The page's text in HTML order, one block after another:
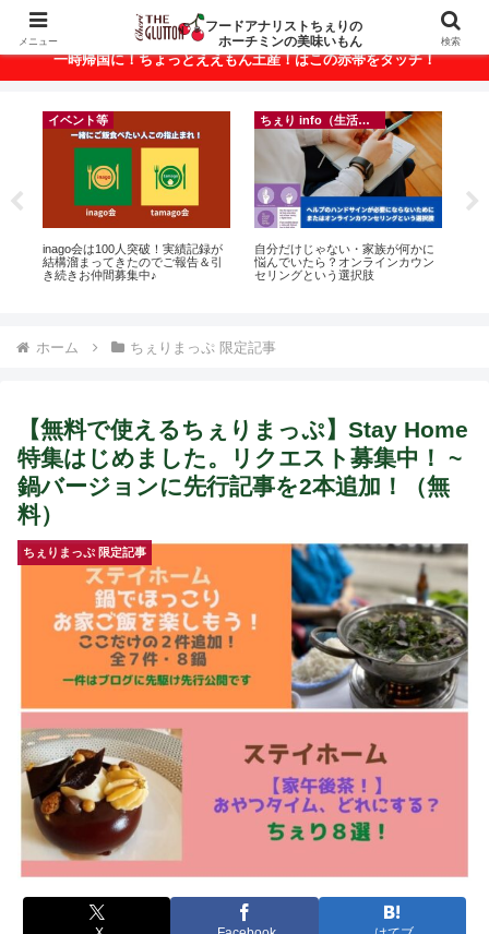
ベトナム・ホーチミンの美味いもんが満載！
一時帰国に！ちょっとええもん土産！はこの赤帯をタッチ！
イベント等
inago会は100人突破！実績記録が
結構溜まってきたのでご報告＆引
き続きお仲間募集中♪
ちぇり info（生活情報）
自分だけじゃない・家族が何かに
悩んでいたら？オンラインカウン
セリングという選択肢
ホーム ちぇりまっぷ 限定記事
【無料で使えるちぇりまっぷ】Stay Home
特集はじめました。リクエスト募集中！ ~
鍋バージョンに先行記事を2本追加！（無
料）
ちぇりまっぷ 限定記事
メニュー
フードアナリストちぇりの
ホーチミンの美味いもん
検索